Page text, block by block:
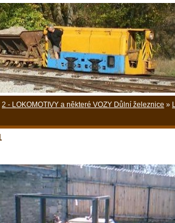
2 - LOKOMOTIVY a některé VOZY Důlní železnice »